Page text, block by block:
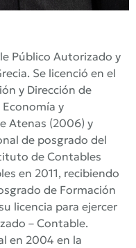
Público Autorizado y
Se licenció en el
y Dirección de
y
Atenas (2006) y
de posgrado del
de Contables
en 2011, recibiendo
de Formación
licencia para ejercer
– Contable.
en 2004 en la